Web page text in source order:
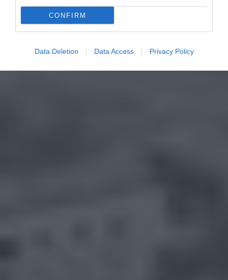
CONFIRM
Data Deletion Data Access Privacy Policy